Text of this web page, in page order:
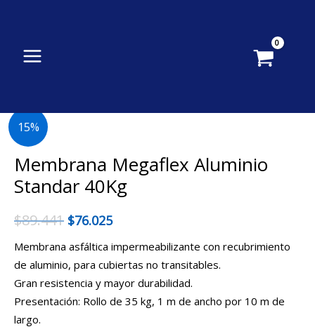
Membrana Megaflex Aluminio
Standar 40Kg
$89.441 $76.025
Membrana asfáltica impermeabilizante con recubrimiento
de aluminio, para cubiertas no transitables.
Gran resistencia y mayor durabilidad.
Presentación: Rollo de 35 kg, 1 m de ancho por 10 m de
largo.
Membrana
Megaflex
Aluminio
Standar
40Kg
cantidad
15%